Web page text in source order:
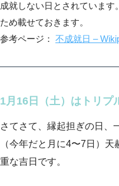
成就しない日とされていま
ため載せておきます。
参考ページ： 不成就日 –
1月16日（土）はトリプ
さてさて、縁起担ぎの日、
（今年だと月に4〜7日）
重な吉日です。